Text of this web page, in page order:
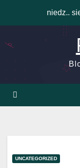
niedz..
UNCATEGORIZED